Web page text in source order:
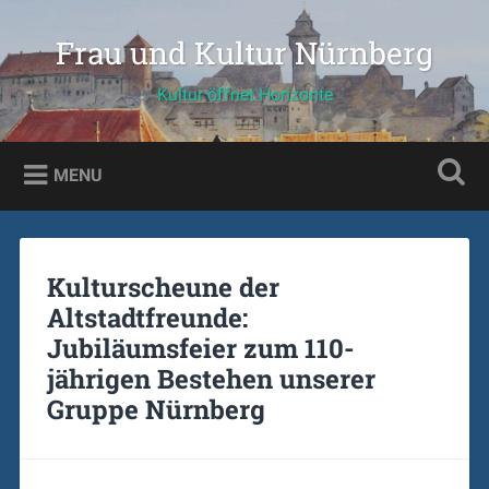
content
SearchFrau und Kultur Nürnberg
Kultur öffnet Horizonte
MENU
Kulturscheune der
Altstadtfreunde:
Jubiläumsfeier zum 110-
jährigen Bestehen unserer
Gruppe Nürnberg